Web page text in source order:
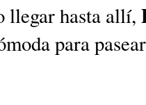
llegar hasta allí,
para